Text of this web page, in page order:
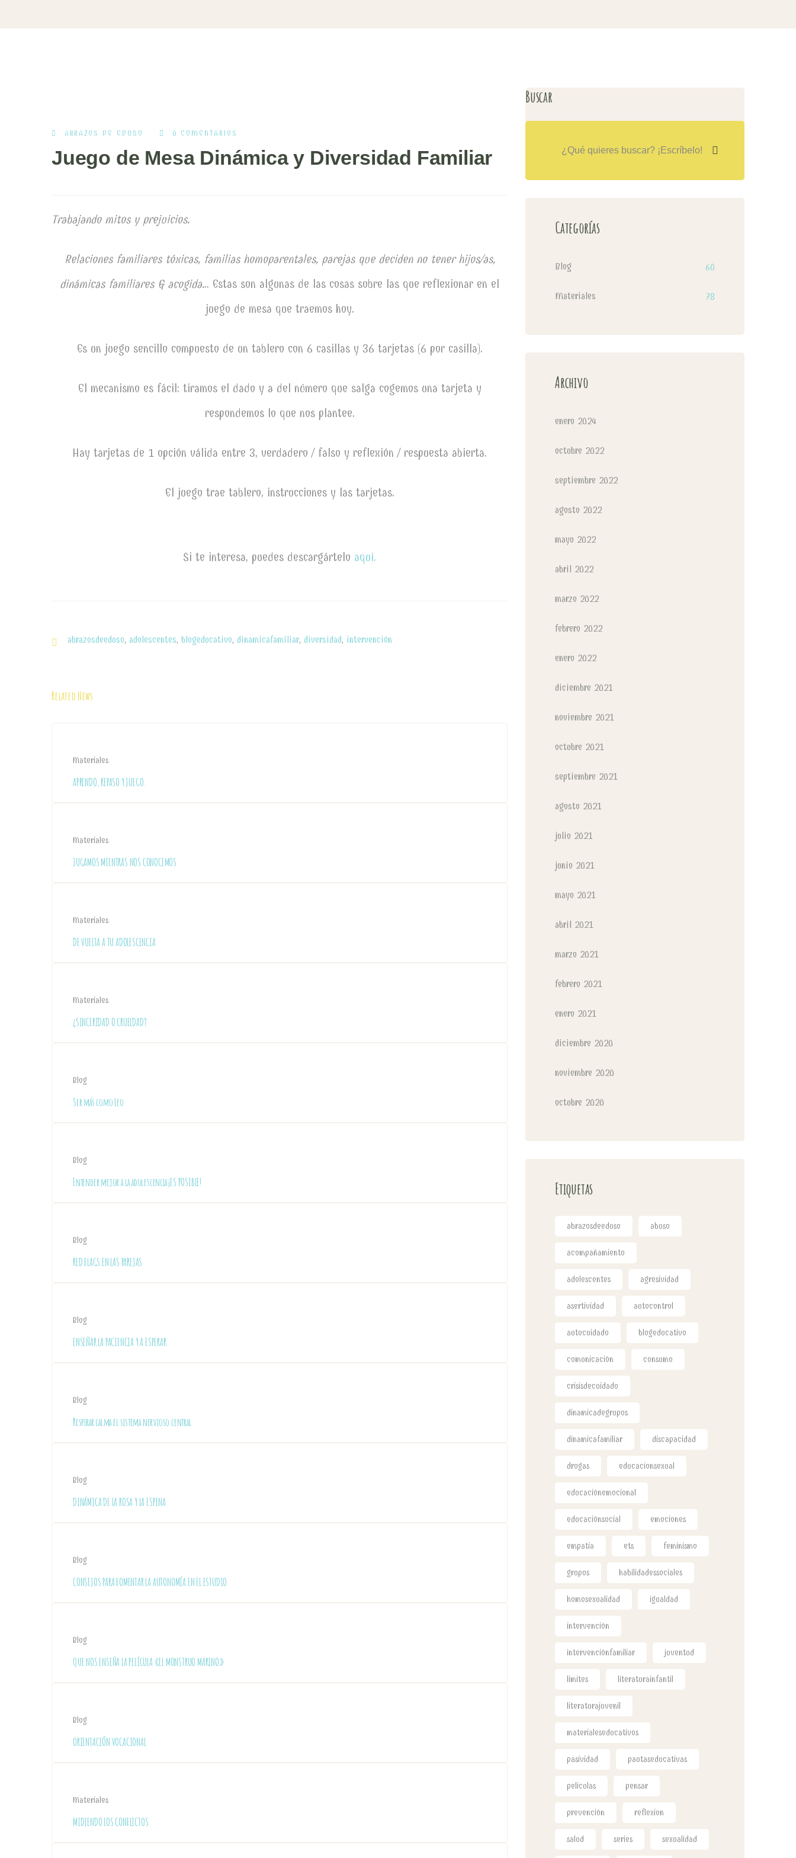
ABRAZOS DE EDUSO 0 COMENTARIOS
Juego de Mesa Dinámica y Diversidad Familiar
Trabajando mitos y prejuicios.
Relaciones familiares tóxicas, familias homoparentales, parejas que deciden no tener hijos/as,
dinámicas familiares & acogida... Estas son algunas de las cosas sobre las que reflexionar en el
juego de mesa que traemos hoy.
Es un juego sencillo compuesto de un tablero con 6 casillas y 36 tarjetas (6 por casilla).
El mecanismo es fácil: tiramos el dado y a del número que salga cogemos una tarjeta y
respondemos lo que nos plantee.
Hay tarjetas de 1 opción válida entre 3, verdadero / falso y reflexión / respuesta abierta.
El juego trae tablero, instrucciones y las tarjetas.
Si te interesa, puedes descargártelo aquí.
abrazosdeeduso, adolescentes, blogeducativo, dinamicafamiliar, diversidad, intervención
Related News
Materiales
APRENDO, REPASO Y JUEGO.
Materiales
JUGAMOS MIENTRAS NOS CONOCEMOS
Materiales
DE VUELTA A TU ADOLESCENCIA
Materiales
¿SINCERIDAD O CRUELDAD?
Blog
Ser más como Leo
Blog
Entender mejor a la adolescencia ¡ES POSIBLE!
Blog
RED FLAGS EN LAS PAREJAS
Blog
ENSEÑAR LA PACIENCIA Y A ESPERAR
Blog
Respirar calma el sistema nervioso central
Blog
DINÁMICA DE LA ROSA Y LA ESPINA
Blog
CONSEJOS PARA FOMENTAR LA AUTONOMÍA EN EL ESTUDIO
Blog
QUE NOS ENSEÑA LA PELÍCULA «EL MONSTRUO MARINO»
Blog
ORIENTACIÓN VOCACIONAL
Materiales
MIDIENDO LOS CONFLICTOS
Buscar
Categorías
Blog 60
Materiales 78
Archivo
enero 2024
octubre 2022
septiembre 2022
agosto 2022
mayo 2022
abril 2022
marzo 2022
febrero 2022
enero 2022
diciembre 2021
noviembre 2021
octubre 2021
septiembre 2021
agosto 2021
julio 2021
junio 2021
mayo 2021
abril 2021
marzo 2021
febrero 2021
enero 2021
diciembre 2020
noviembre 2020
octubre 2020
Etiquetas
abrazosdeeduso abuso
acompañamiento
adolescentes agresividad
asertividad autocontrol
autocuidado blogeducativo
comunicación consumo
crisisdecuidado
dinamicadegrupos
dinamicafamiliar discapacidad
drogas educacionsexual
educaciónemocional
educaciónsocial emociones
empatia ets feminismo
grupos habilidadessociales
homosexualidad igualdad
intervención
intervenciónfamiliar juventud
limites literaturainfantil
literaturajuvenil
materialeseducativos
pasividad pautaseducativas
peliculas pensar
prevención reflexion
salud series sexualidad